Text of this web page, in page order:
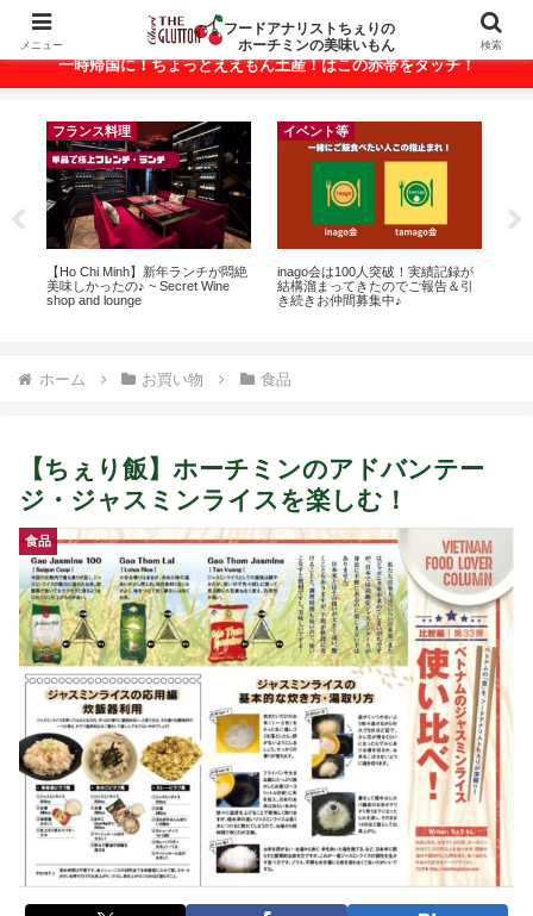
ベトナム・ホーチミンの美味いもんが満載！
一時帰国に！ちょっとええもん土産！はこの赤帯をタッチ！
フランス料理
【Ho Chi Minh】新年ランチが悶絶
美味しかったの♪ ~ Secret Wine
shop and lounge
イベント等
inago会は100人突破！実績記録が
結構溜まってきたのでご報告＆引
き続きお仲間募集中♪
ホーム お買い物 食品
【ちぇり飯】ホーチミンのアドバンテー
ジ・ジャスミンライスを楽しむ！
食品
メニュー
フードアナリストちぇりの
ホーチミンの美味いもん
検索